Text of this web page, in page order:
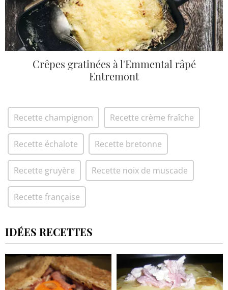
Crêpes gratinées à l'Emmental râpé
Entremont
Recette champignon Recette crème fraîche
Recette échalote Recette bretonne
Recette gruyère Recette noix de muscade
Recette française
IDÉES RECETTES